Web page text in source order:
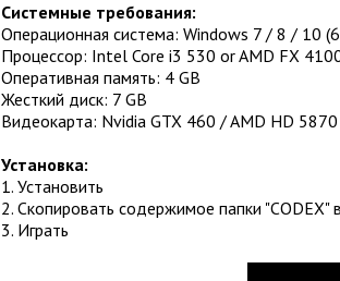
Системные требования:
Операционная система: Windows 7 / 8 / 10
Процессор: Intel Core i3 530 or AMD FX
Оперативная память: 4 GB
Жесткий диск: 7 GB
Видеокарта: Nvidia GTX 460 / AMD HD
Установка:
1. Установить
2. Скопировать содержимое папки "CODEX"
3. Играть